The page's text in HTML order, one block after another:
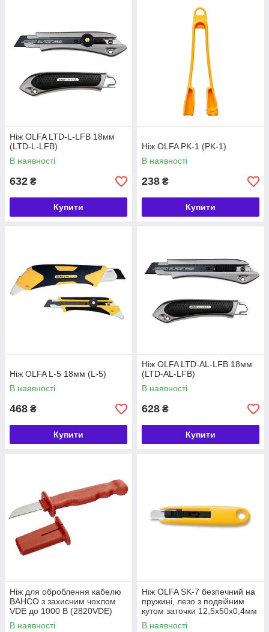
Ніж OLFA LTD-L-LFB 18мм
(LTD-L-LFB)
В наявності
632 ₴
Купити
Ніж OLFA PK-1 (PK-1)
В наявності
238 ₴
Купити
Ніж OLFA L-5 18мм (L-5)
В наявності
468 ₴
Купити
Ніж OLFA LTD-AL-LFB 18мм
(LTD-AL-LFB)
В наявності
628 ₴
Купити
Ніж для оброблення кабелю
BAHCO з захисним чохлом
VDE до 1000 В (2820VDE)
В наявності
Ніж OLFA SK-7 безпечний на
пружині, лезо з подвійним
кутом заточки 12,5х50х0,4мм
SKB-7 (SK-7)
В наявності